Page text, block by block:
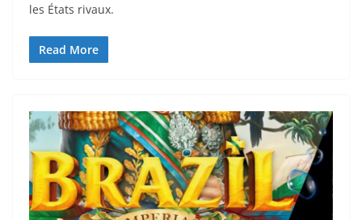
les États rivaux.
Read More